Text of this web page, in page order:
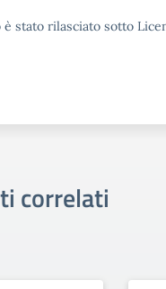
stato rilasciato sotto
correlati